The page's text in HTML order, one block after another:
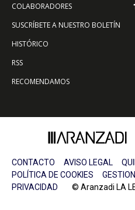
COLABORADORES
SUSCRÍBETE A NUESTRO BOLETÍN
HISTÓRICO
RSS
RECOMENDAMOS
CONTACTO AVISO LEGAL
POLÍTICA DE COOKIES
PRIVACIDAD © Aranzadi LA